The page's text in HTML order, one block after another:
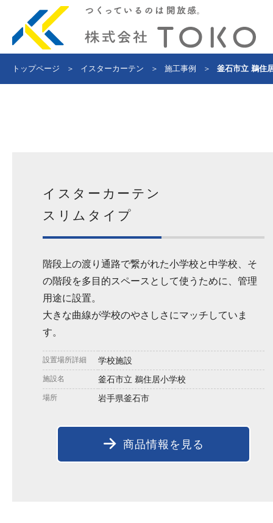
トップページ ＞ イスターカーテン ＞ 施工事例 ＞ 釜石市立 鵜住
イスターカーテン
スリムタイプ
階段上の渡り通路で繋がれた小学校と中学校、そ
の階段を多目的スペースとして使うために、管理
用途に設置。
大きな曲線が学校のやさしさにマッチしていま
す。
設置場所詳細 学校施設
施設名 釜石市立 鵜住居小学校
場所 岩手県釜石市
商品情報を見る